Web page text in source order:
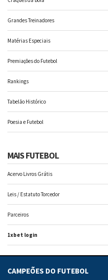
Grandes Treinadores
Matérias Especiais
Premiações do Futebol
Rankings
Tabelão Histórico
Poesia e Futebol
MAIS FUTEBOL
Acervo Livros Grátis
Leis / Estatuto Torcedor
Parceiros
1xbet login
CAMPEÕES DO FUTEBOL